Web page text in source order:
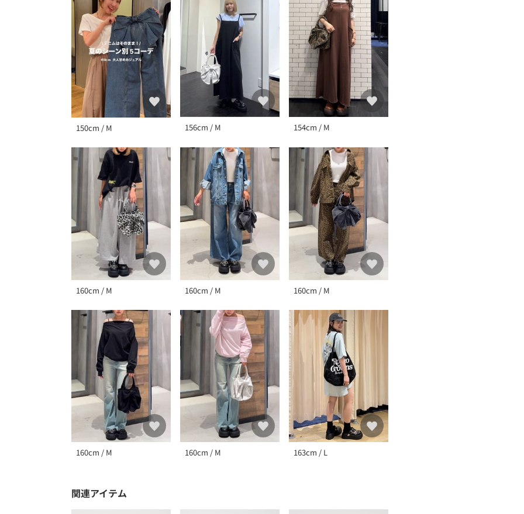
150cm / M 156cm / M 154cm / M
160cm / M 160cm / M 160cm / M
160cm / M 160cm / M 163cm / L
関連アイテム